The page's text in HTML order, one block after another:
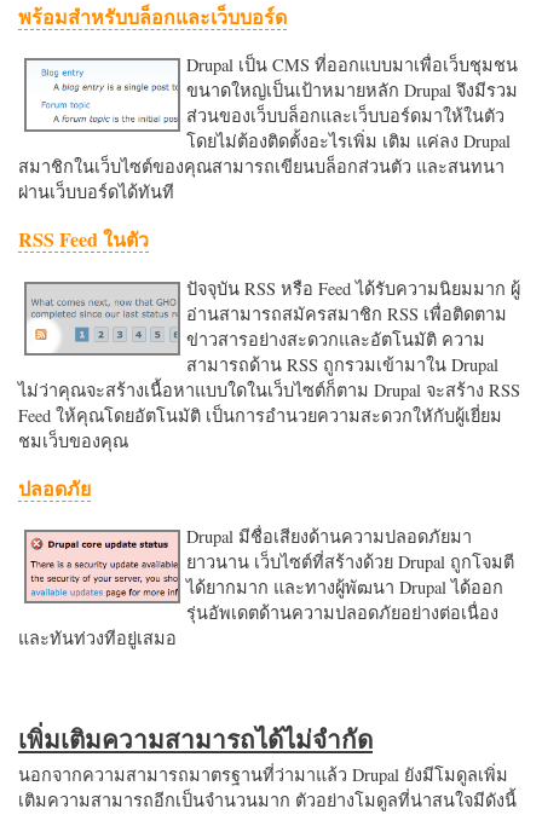
พร้อมสำหรับบล็อกและเว็บบอร์ด
Drupal เป็น CMS ที่ออกแบบมาเพื่อเว็บชุมชน
ขนาดใหญ่เป็นเป้าหมายหลัก Drupal จึงมีรวม
ส่วนของเว็บบล็อกและเว็บบอร์ดมาให้ในตัว
โดยไม่ต้องติดตั้งอะไรเพิ่ม เติม แค่ลง Drupal
สมาชิกในเว็บไซต์ของคุณสามารถเขียนบล็อกส่วนตัว และสนทนา
ผ่านเว็บบอร์ดได้ทันที
RSS Feed ในตัว
ปัจจุบัน RSS หรือ Feed ได้รับความนิยมมาก ผู้
อ่านสามารถสมัครสมาชิก RSS เพื่อติดตาม
ข่าวสารอย่างสะดวกและอัตโนมัติ ความ
สามารถด้าน RSS ถูกรวมเข้ามาใน Drupal
ไม่ว่าคุณจะสร้างเนื้อหาแบบใดในเว็บไซต์ก็ตาม Drupal จะสร้าง RSS
Feed ให้คุณโดยอัตโนมัติ เป็นการอำนวยความสะดวกใหักับผู้เยี่ยม
ชมเว็บของคุณ
ปลอดภัย
Drupal มีชื่อเสียงด้านความปลอดภัยมา
ยาวนาน เว็บไซต์ที่สร้างด้วย Drupal ถูกโจมตี
ได้ยากมาก และทางผู้พัฒนา Drupal ได้ออก
รุ่นอัพเดตด้านความปลอดภัยอย่างต่อเนื่อง
และทันท่วงทีอยู่เสมอ
เพิ่มเติมความสามารถได้ไม่จำกัด
นอกจากความสามารถมาตรฐานที่ว่ามาแล้ว Drupal ยังมีโมดูลเพิ่ม
เติมความสามารถอีกเป็นจำนวนมาก ตัวอย่างโมดูลที่น่าสนใจมีดังนี้